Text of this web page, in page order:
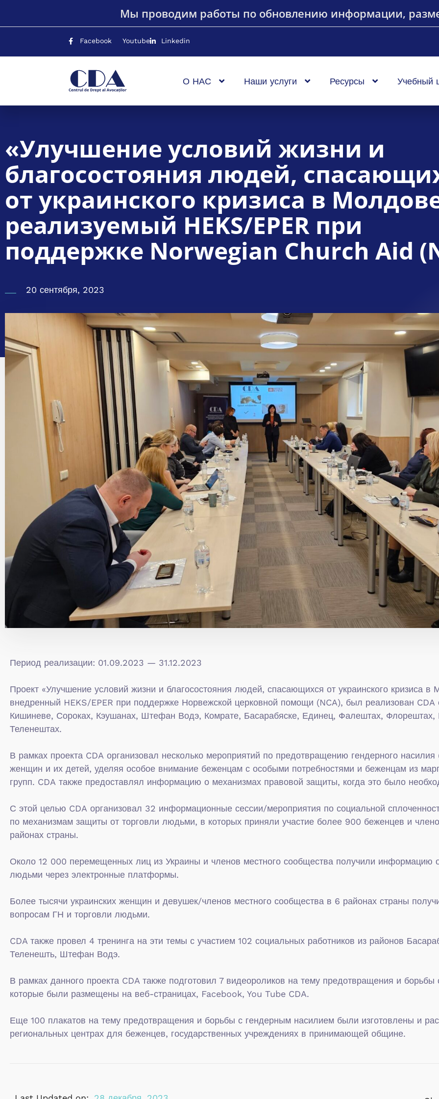
Мы проводим работы по обновлению информации,
Facebook Youtube Linkedin
О НАС Наши услуги Ресурсы Учебный
«Улучшение условий жизни и
благосостояния людей,
от украинского кризиса в
реализуемый HEKS/EPER при
поддержке Norwegian Church Aid
20 сентября, 2023
Период реализации: 01.09.2023 — 31.12.2023
Проект «Улучшение условий жизни и благосостояния людей, спасающихся от украинского кризиса в
внедренный HEKS/EPER при поддержке Норвежской церковной помощи (NCA), был реализован
Кишиневе, Сороках, Кэушанах, Штефан Водэ, Комрате, Басарабяске, Единец, Фалештах, Флорештах,
Теленештах.
В рамках проекта CDA организовал несколько мероприятий по предотвращению гендерного
женщин и их детей, уделяя особое внимание беженцам с особыми потребностями и беженцам из
групп. CDA также предоставлял информацию о механизмах правовой защиты, когда это было
С этой целью CDA организовал 32 информационные сессии/мероприятия по социальной
по механизмам защиты от торговли людьми, в которых приняли участие более 900 беженцев и
районах страны.
Около 12 000 перемещенных лиц из Украины и членов местного сообщества получили информацию
людьми через электронные платформы.
Более тысячи украинских женщин и девушек/членов местного сообщества в 6 районах страны
вопросам ГН и торговли людьми.
CDA также провел 4 тренинга на эти темы с участием 102 социальных работников из районов
Теленешть, Штефан Водэ.
В рамках данного проекта CDA также подготовил 7 видеороликов на тему предотвращения и
которые были размещены на веб-страницах, Facebook, You Tube CDA.
Еще 100 плакатов на тему предотвращения и борьбы с гендерным насилием были изготовлены и
региональных центрах для беженцев, государственных учреждениях в принимающей общине.